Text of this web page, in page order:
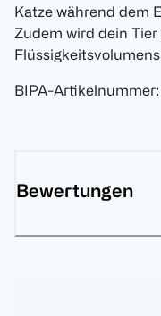
Katze während dem
Zudem wird dein
BIPA-Artikelnummer:
Bewertungen